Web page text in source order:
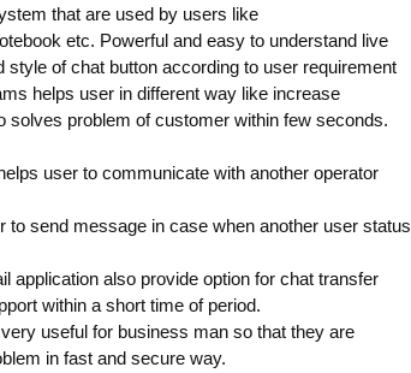
that are used by users like
etc. Powerful and easy to understand live
of chat button according to user requirement
helps user in different way like increase
problem of customer within few seconds.
user to communicate with another operator
send message in case when another user status
application also provide option for chat transfer
within a short time of period.
useful for business man so that they are
in fast and secure way.